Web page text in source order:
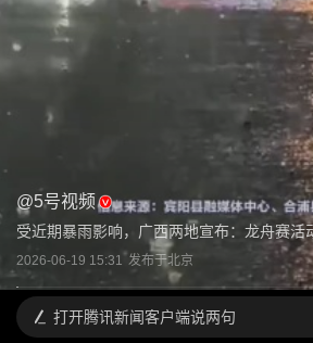
@5号视频
受近期暴雨影响，广西两地宣布：龙舟赛活
2026-06-19 15:31 发布于北京
打开腾讯新闻客户端说两句